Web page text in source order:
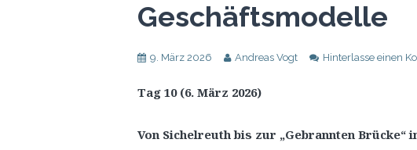
Geschäftsmodelle
9. März 2026 Andreas Vogt Hinterlasse einen
Tag 10 (6. März 2026)
Von Sichelreuth bis zur „Gebrannten Brücke“